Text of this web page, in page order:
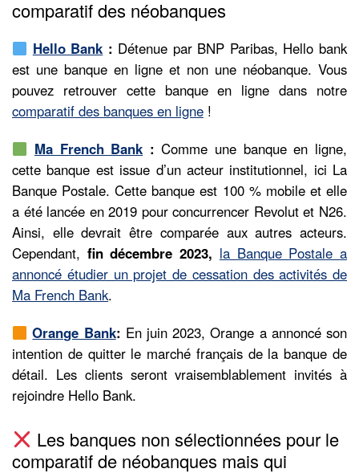
comparatif des néobanques
Hello Bank : Détenue par BNP Paribas, Hello bank
est une banque en ligne et non une néobanque. Vous
pouvez retrouver cette banque en ligne dans notre
comparatif des banques en ligne !
Ma French Bank : Comme une banque en ligne,
cette banque est issue d’un acteur institutionnel, ici La
Banque Postale. Cette banque est 100 % mobile et elle
a été lancée en 2019 pour concurrencer Revolut et N26.
Ainsi, elle devrait être comparée aux autres acteurs.
Cependant, fin décembre 2023, la Banque Postale a
annoncé étudier un projet de cessation des activités de
Ma French Bank.
Orange Bank: En juin 2023, Orange a annoncé son
intention de quitter le marché français de la banque de
détail. Les clients seront vraisemblablement invités à
rejoindre Hello Bank.
Les banques non sélectionnées pour le
comparatif de néobanques mais qui